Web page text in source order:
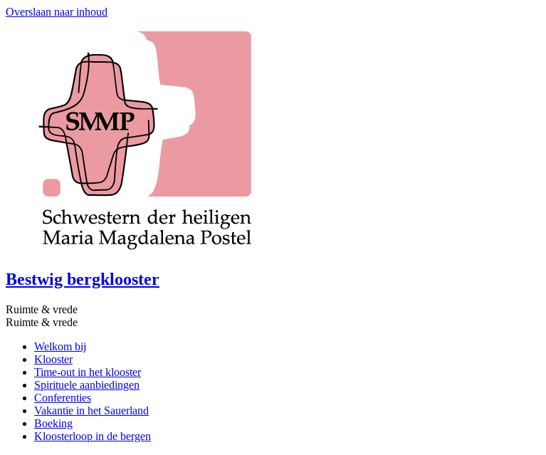
Overslaan naar inhoud
Bestwig bergklooster
Ruimte & vrede
Ruimte & vrede
Welkom bij
Klooster
Time-out in het klooster
Spirituele aanbiedingen
Conferenties
Vakantie in het Sauerland
Boeking
Kloosterloop in de bergen